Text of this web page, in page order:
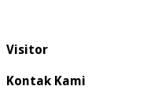
Visitor
Kontak Kami